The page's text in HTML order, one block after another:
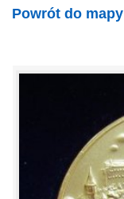
Powrót do mapy